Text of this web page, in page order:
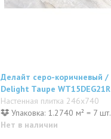
Делайт серо-коричневый /
Delight Taupe WT15DEG21R
Настенная плитка 246x740
Упаковка: 1.2740 м² = 7 шт.
Нет в наличии